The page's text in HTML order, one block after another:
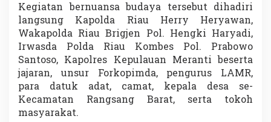
r
i
S
u
s
u
r
S
u
n
Kegiatan bernuansa budaya tersebut dihadiri
langsung Kapolda Riau Herry Heryawan,
Wakapolda Riau Brigjen Pol. Hengki Haryadi,
Irwasda Polda Riau Kombes Pol. Prabowo
Santoso, Kapolres Kepulauan Meranti beserta
jajaran, unsur Forkopimda, pengurus LAMR,
para datuk adat, camat, kepala desa se-
Kecamatan Rangsang Barat, serta tokoh
masyarakat.